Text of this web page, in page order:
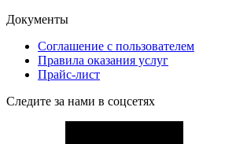
Документы
Соглашение с пользователем
Правила оказания услуг
Прайс-лист
Следите за нами в соцсетях